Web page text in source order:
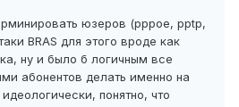
юзеров (pppoe, pptp,
BRAS для этого вроде как
ну и было б логичным все
абонентов делать именно на
идеологически, понятно, что